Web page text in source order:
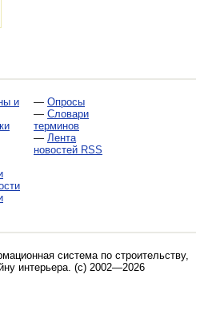
и
— Опросы
— Словари
терминов
— Лента
новостей RSS
система по строительству,
интерьера. (c) 2002—2026